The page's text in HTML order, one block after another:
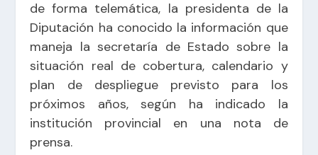
de forma telemática, la presidenta de la
Diputación ha conocido la información que
maneja la secretaría de Estado sobre la
situación real de cobertura, calendario y
plan de despliegue previsto para los
próximos años, según ha indicado la
institución provincial en una nota de
prensa.